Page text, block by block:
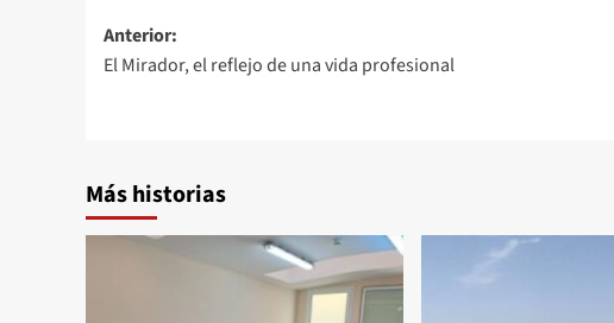
Navegación
de
Anterior:
El Mirador, el reflejo de una vida profesional
Más historias